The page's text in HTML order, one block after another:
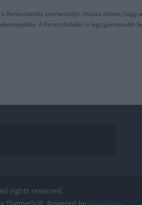
a Keresztlabda szerkesztője. Hiszek abban,
A Keresztlabdán a legizgalmasabb
rights reserved.